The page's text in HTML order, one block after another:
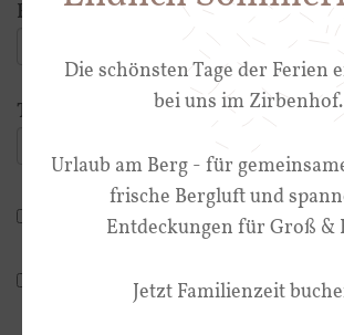
Die schönsten Tage der Ferien
bei uns im Zirbenhof.
Urlaub am Berg - für
frische Bergluft und
Entdeckungen für Groß &
Jetzt Familienzeit
E-Mail*
Telefon
Ich stimme zu, dass meine oben genannten
Zweck der Bearbeitung und Verwaltung der Anfrage
Ich stimme zu, dass meine oben genannten
der Zusendung von regelmäßigen Informationen per E-